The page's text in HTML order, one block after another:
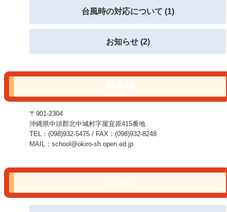
台風時の対応について (1)
お知らせ (2)
〒901-2304
沖縄県中頭郡北中城村字屋宜原415番地
TEL：(098)932-5475 / FAX：(098)932-8248
MAIL：school@okiro-sh.open.ed.jp